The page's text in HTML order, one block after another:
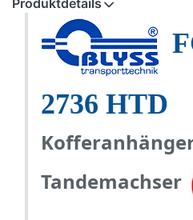
Produktdetails
2736 HTD
Tandemachser